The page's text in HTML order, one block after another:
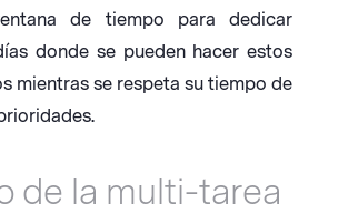
de tiempo para dedicar
donde se pueden hacer estos
mientras se respeta su tiempo de
de la multi-tarea